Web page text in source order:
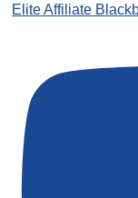
Elite Affiliate